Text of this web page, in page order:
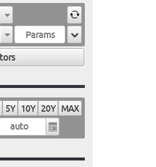
5Y 10Y 20Y
MAX